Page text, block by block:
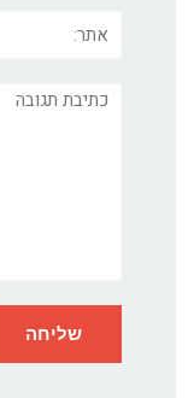
תגובה